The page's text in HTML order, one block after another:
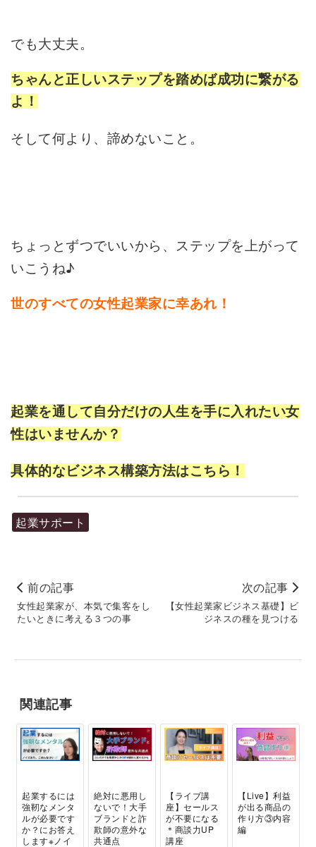
でも大丈夫。
ちゃんと正しいステップを踏めば成功に繋がる
よ！
そして何より、諦めないこと。
ちょっとずつでいいから、ステップを上がって
いこうね♪
世のすべての女性起業家に幸あれ！
起業を通して自分だけの人生を手に入れたい女
性はいませんか？
具体的なビジネス構築方法はこちら！
起業サポート
前の記事
女性起業家が、本気で集客をし
たいときに考える３つの事
次の記事
【女性起業家ビジネス基礎】ビ
ジネスの種を見つける
関連記事
起業するには
強靭なメンタ
ルが必要です
か？にお答え
します※ノイ
絶対に悪用し
ないで！大手
ブランドと詐
欺師の意外な
共通点
【ライブ講
座】セールス
が不要になる
＊商談力UP
講座
【Live】利益
が出る商品の
作り方③内容
編